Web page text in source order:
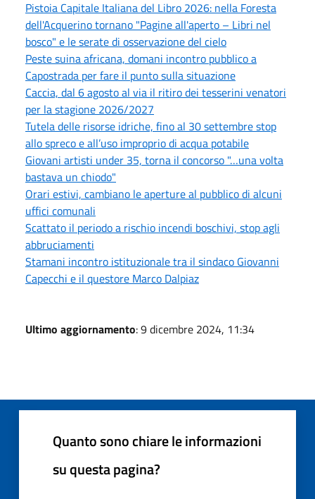
Pistoia Capitale Italiana del Libro 2026: nella Foresta
dell'Acquerino tornano "Pagine all'aperto – Libri nel
bosco" e le serate di osservazione del cielo
Peste suina africana, domani incontro pubblico a
Capostrada per fare il punto sulla situazione
Caccia, dal 6 agosto al via il ritiro dei tesserini venatori
per la stagione 2026/2027
Tutela delle risorse idriche, fino al 30 settembre stop
allo spreco e all’uso improprio di acqua potabile
Giovani artisti under 35, torna il concorso "…una volta
bastava un chiodo"
Orari estivi, cambiano le aperture al pubblico di alcuni
uffici comunali
Scattato il periodo a rischio incendi boschivi, stop agli
abbruciamenti
Stamani incontro istituzionale tra il sindaco Giovanni
Capecchi e il questore Marco Dalpiaz
Ultimo aggiornamento: 9 dicembre 2024, 11:34
Quanto sono chiare le informazioni
su questa pagina?